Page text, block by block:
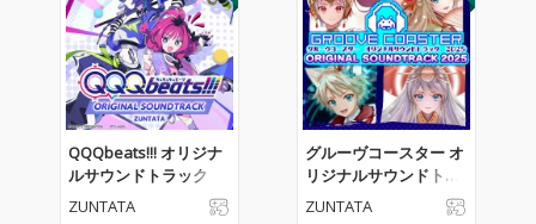
QQQbeats!!! オリジナ
ルサウンドトラック
ZUNTATA
グルーヴコースター オ
リジナルサウンドトラ
ック 2025
ZUNTATA